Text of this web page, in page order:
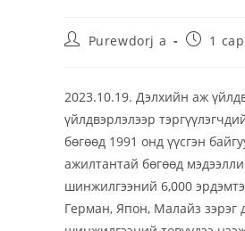
Purewdorj a 1
2023.10.19. Дэлхийн аж
үйлдвэрлэлээр
бөгөөд 1991 онд үүсгэн
ажилтантай бөгөөд
шинжилгээний 6,000
Герман, Япон, Малайз зэрэг